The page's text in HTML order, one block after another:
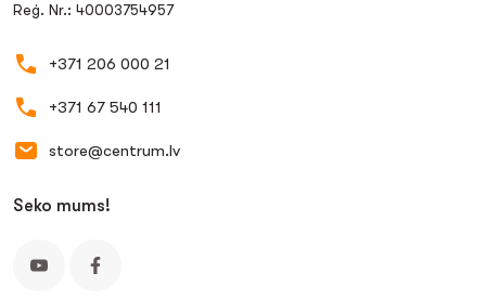
Reģ. Nr.: 40003754957
+371 206 000 21
+371 67 540 111
store@centrum.lv
Seko mums!